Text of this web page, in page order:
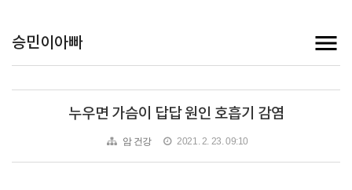
승민이아빠
누우면 가슴이 답답 원인 호흡기 감염
암 건강 2021. 2. 23. 09:10